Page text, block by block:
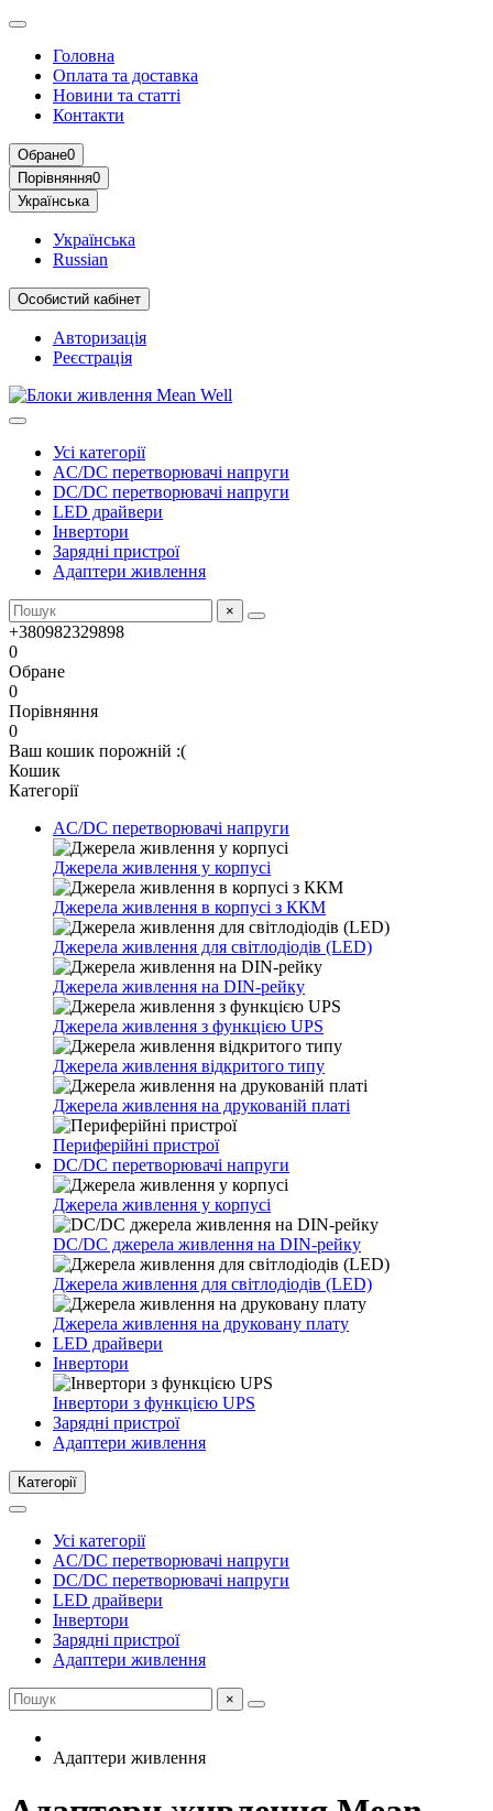
Головна
Оплата та доставка
Новини та статті
Контакти
Обране0
Порівняння0
Українська
Українська
Russian
Особистий кабінет
Авторизація
Реєстрація
Усі категорії
AC/DC перетворювачі напруги
DC/DC перетворювачі напруги
LED драйвери
Інвертори
Зарядні пристрої
Адаптери живлення
×
+380982329898
0
Обране
0
Порівняння
0
Ваш кошик порожній :(
Кошик
Категорії
AC/DC перетворювачі напруги
Джерела живлення у корпусі
Джерела живлення в корпусі з ККМ
Джерела живлення для світлодіодів (LED)
Джерела живлення на DIN-рейку
Джерела живлення з функцією UPS
Джерела живлення відкритого типу
Джерела живлення на друкованій платі
Периферійні пристрої
DC/DC перетворювачі напруги
Джерела живлення у корпусі
DC/DC джерела живлення на DIN-рейку
Джерела живлення для світлодіодів (LED)
Джерела живлення на друковану плату
LED драйвери
Інвертори
Інвертори з функцією UPS
Зарядні пристрої
Адаптери живлення
Категорії
Усі категорії
AC/DC перетворювачі напруги
DC/DC перетворювачі напруги
LED драйвери
Інвертори
Зарядні пристрої
Адаптери живлення
×
Адаптери живлення